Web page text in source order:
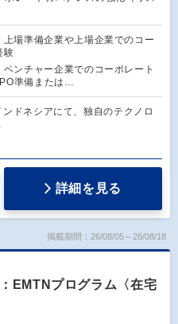
上場準備企業や上場企業でのコー
験
ベンチャー企業でのコーポレート
準備または…
ドネシアにて、独自のテクノロ
詳細を見る
掲載期間：26/08/05～26/08/18
EMTNプログラム〈在宅